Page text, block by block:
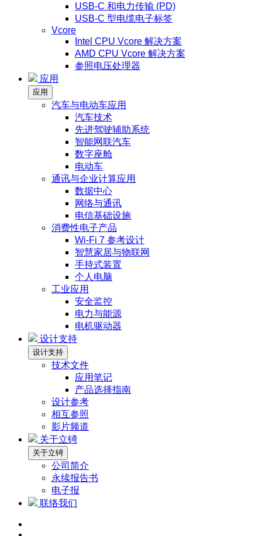
USB-C 和电力传输 (PD)
USB-C 型电缆电子标签
Vcore
Intel CPU Vcore 解决方案
AMD CPU Vcore 解决方案
参照电压处理器
应用
应用
汽车与电动车应用
汽车技术
先进驾驶辅助系统
智能网联汽车
数字座舱
电动车
通讯与企业计算应用
数据中心
网络与通讯
电信基础设施
消费性电子产品
Wi-Fi 7 参考设计
智慧家居与物联网
手持式装置
个人电脑
工业应用
安全监控
电力与能源
电机驱动器
设计支持
设计支持
技术文件
应用笔记
产品选择指南
设计参考
相互参照
影片频道
关于立锜
关于立锜
公司简介
永续报告书
电子报
联络我们